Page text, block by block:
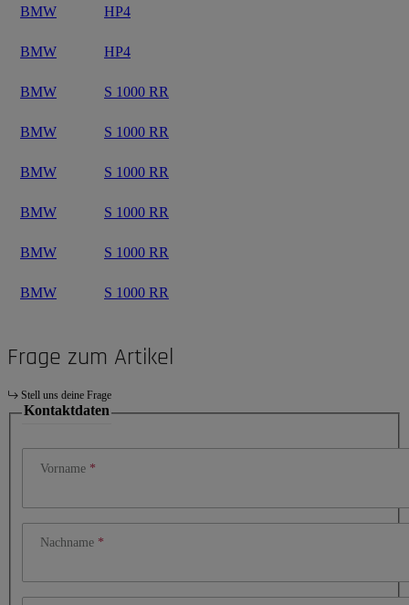
BMW HP4
BMW HP4
BMW S 1000 RR
BMW S 1000 RR
BMW S 1000 RR
BMW S 1000 RR
BMW S 1000 RR
BMW S 1000 RR
Frage zum Artikel
Stell uns deine Frage
Kontaktdaten
Vorname
Nachname